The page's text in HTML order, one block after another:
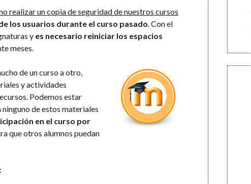
realizar un copia de seguridad de nuestros cursos
los usuarios durante el curso pasado. Con el
y es necesario reiniciar los espacios
meses.
de un curso a otro,
y actividades
Podemos estar
de estos materiales
en el curso por
que otros alumnos puedan